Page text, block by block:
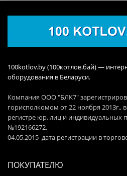
100kotlov.by (100котлов.бай) —
оборудования в Беларуси.
Компания ООО "БЛК7"
горисполкомом от 22 ноября 2013г.,
регистре юр. лиц и индивидуальных
№192166272.
04.05.2015 дата регистрации в
ПОКУПАТЕЛЮ